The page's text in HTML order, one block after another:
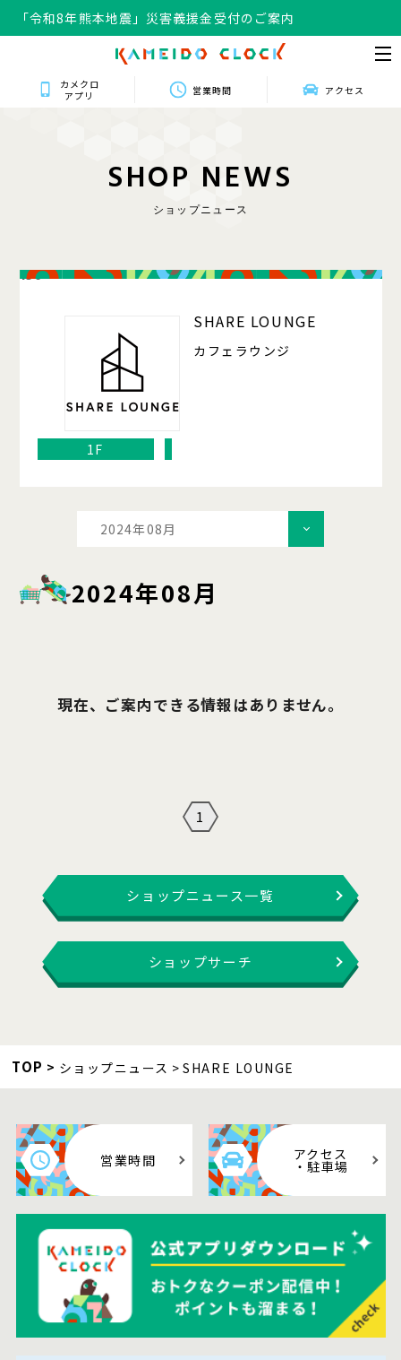
「令和8年熊本地震」災害義援金受付のご案内
カメクロ
アプリ
営業時間 アクセス
SHOP NEWS
ショップニュース
150
SHARE LOUNGE
カフェラウンジ
1F
2024年08月
2024年08月
現在、ご案内できる情報はありません。
1
ショップニュース一覧
ショップサーチ
TOP ショップニュース SHARE LOUNGE
営業時間 アクセス
・駐車場